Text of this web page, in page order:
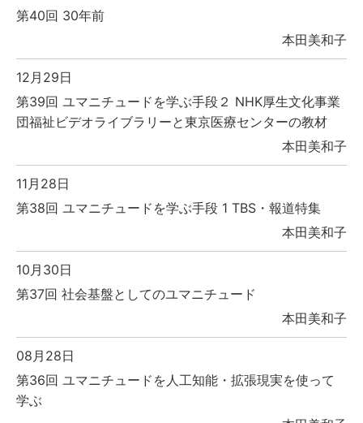
第40回 30年前
本田美和子
12月29日
第39回 ユマニチュードを学ぶ手段２ NHK厚生文化事業
団福祉ビデオライブラリーと東京医療センターの教材
本田美和子
11月28日
第38回 ユマニチュードを学ぶ手段 1 TBS・報道特集
本田美和子
10月30日
第37回 社会基盤としてのユマニチュード
本田美和子
08月28日
第36回 ユマニチュードを人工知能・拡張現実を使って
学ぶ